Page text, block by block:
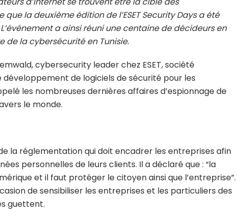
la deuxième édition de l’ESET Security Days a été
a ainsi réuni une centaine de décideurs en
la cybersécurité en Tunisie.
cybersecurity leader chez ESET, société
de logiciels de sécurité pour les
les nombreuses dernières affaires d’espionnage de
le monde.
la réglementation qui doit encadrer les entreprises afin
personnelles de leurs clients. Il a déclaré que : “la
et il faut protéger le citoyen ainsi que l’entreprise”.
de sensibiliser les entreprises et les particuliers des
guettent.